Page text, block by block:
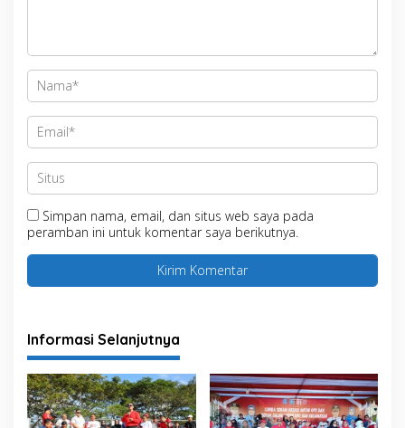
Simpan nama, email, dan situs web saya pada
peramban ini untuk komentar saya berikutnya.
Informasi Selanjutnya